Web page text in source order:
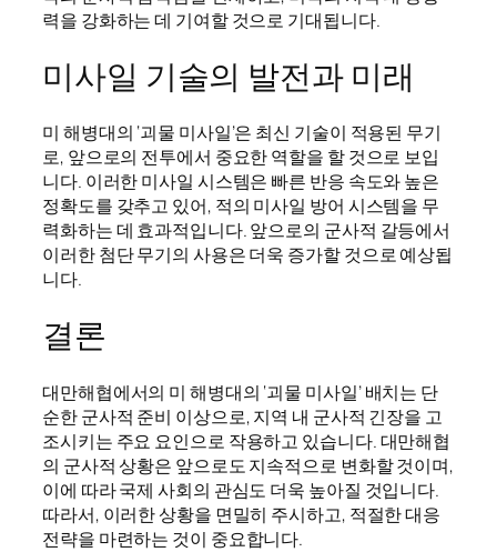
력을 강화하는 데 기여할 것으로 기대됩니다.
미사일 기술의 발전과 미래
미 해병대의 ‘괴물 미사일’은 최신 기술이 적용된 무기
로, 앞으로의 전투에서 중요한 역할을 할 것으로 보입
니다. 이러한 미사일 시스템은 빠른 반응 속도와 높은
정확도를 갖추고 있어, 적의 미사일 방어 시스템을 무
력화하는 데 효과적입니다. 앞으로의 군사적 갈등에서
이러한 첨단 무기의 사용은 더욱 증가할 것으로 예상됩
니다.
결론
대만해협에서의 미 해병대의 ‘괴물 미사일’ 배치는 단
순한 군사적 준비 이상으로, 지역 내 군사적 긴장을 고
조시키는 주요 요인으로 작용하고 있습니다. 대만해협
의 군사적 상황은 앞으로도 지속적으로 변화할 것이며,
이에 따라 국제 사회의 관심도 더욱 높아질 것입니다.
따라서, 이러한 상황을 면밀히 주시하고, 적절한 대응
전략을 마련하는 것이 중요합니다.